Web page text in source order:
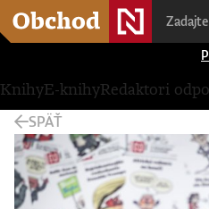
KnihyE-knihyRedaktori
SPÄŤ